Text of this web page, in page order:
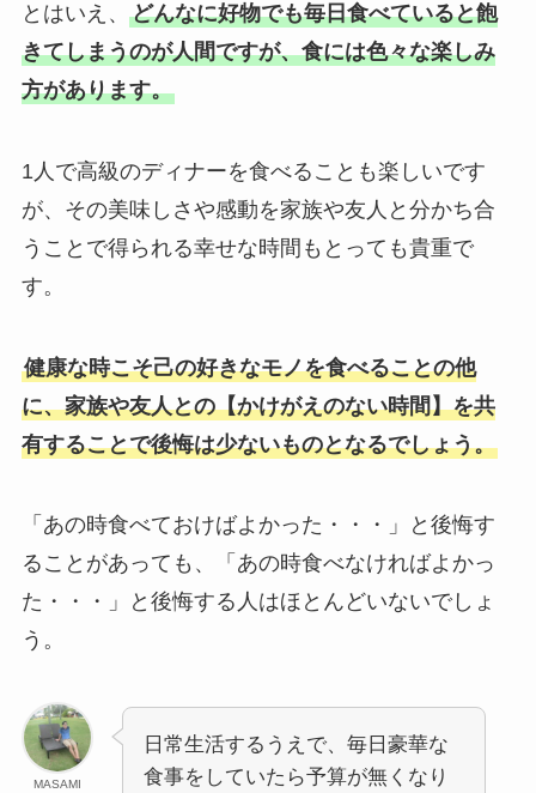
とはいえ、 どんなに好物でも毎日食べていると飽
きてしまうのが人間ですが、食には色々な楽しみ
方があります。
1人で高級のディナーを食べることも楽しいです
が、その美味しさや感動を家族や友人と分かち合
うことで得られる幸せな時間もとっても貴重で
す。
健康な時こそ己の好きなモノを食べることの他
に、家族や友人との【かけがえのない時間】を共
有することで後悔は少ないものとなるでしょう。
「あの時食べておけばよかった・・・」と後悔す
ることがあっても、「あの時食べなければよかっ
た・・・」と後悔する人はほとんどいないでしょ
う。
MASAMI
日常生活するうえで、毎日豪華な
食事をしていたら予算が無くなり